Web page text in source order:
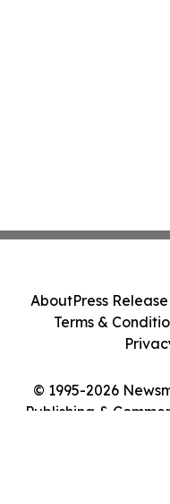
© 1995-2026
Publishing &
AboutPress
Terms &